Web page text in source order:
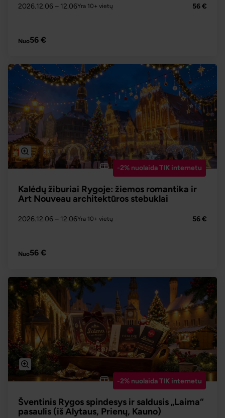
2026.12.06– 12.06Yra 10+ vietų 56 €
Nuo56 €
-2% nuolaida TIK internetu
Kalėdų žiburiai Rygoje: žiemos romantika ir
Art Nouveau architektūros stebuklai
2026.12.06– 12.06Yra 10+ vietų 56 €
Nuo56 €
-2% nuolaida TIK internetu
Šventinis Rygos spindesys ir saldusis „Laima“
pasaulis (iš Alytaus, Prienų, Kauno)